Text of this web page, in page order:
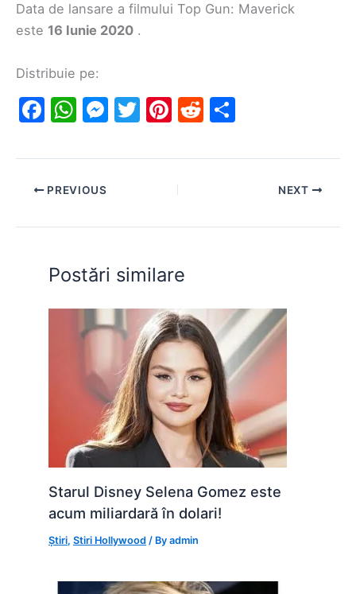
Data de lansare a filmului Top Gun: Maverick
este 16 Iunie 2020 .
Distribuie pe:
F
c
e
o
o
k
W
at
s
p
p
M
s
n
g
er
T
itt
Pi
er
e
R
d ar
PREVIOUS NEXT
Postări similare
Starul Disney Selena Gomez este
acum miliardară în dolari!
Știri,Stiri Hollywood / Byadmin